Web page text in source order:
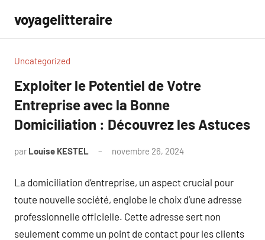
contenu
voyagelitteraire
Uncategorized
Exploiter le Potentiel de Votre
Entreprise avec la Bonne
Domiciliation : Découvrez les Astuces
par Louise KESTEL novembre 26, 2024
La domiciliation d’entreprise, un aspect crucial pour
toute nouvelle société, englobe le choix d’une adresse
professionnelle officielle. Cette adresse sert non
seulement comme un point de contact pour les clients